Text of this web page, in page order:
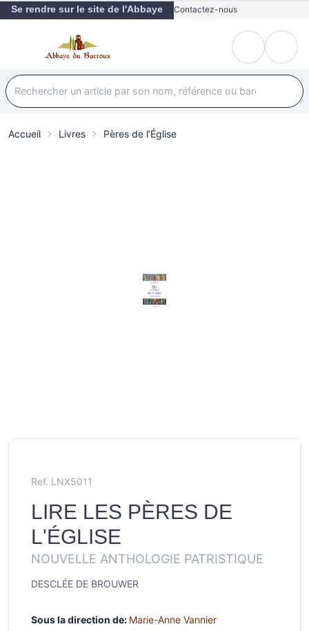
Se rendre sur le site de l'Abbaye Contactez-nous
Accueil Livres Pères de l’Église
Ref. LNX5011
LIRE LES PÈRES DE
L'ÉGLISE
NOUVELLE ANTHOLOGIE PATRISTIQUE
DESCLÉE DE BROUWER
Sous la direction de: Marie-Anne Vannier